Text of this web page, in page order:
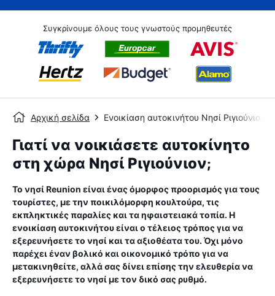
Συγκρίνουμε όλους τους γνωστούς προμηθευτές
Αρχική σελίδα Ενοικίαση αυτοκινήτου Νησί Ριγιούνιον
Γιατί να νοικιάσετε αυτοκίνητο
στη χώρα Νησί Ριγιούνιον;
Το νησί Reunion είναι ένας όμορφος προορισμός για τους
τουρίστες, με την ποικιλόμορφη κουλτούρα, τις
εκπληκτικές παραλίες και τα ηφαιστειακά τοπία. Η
ενοικίαση αυτοκινήτου είναι ο τέλειος τρόπος για να
εξερευνήσετε το νησί και τα αξιοθέατα του. Όχι μόνο
παρέχει έναν βολικό και οικονομικό τρόπο για να
μετακινηθείτε, αλλά σας δίνει επίσης την ελευθερία να
εξερευνήσετε το νησί με τον δικό σας ρυθμό.